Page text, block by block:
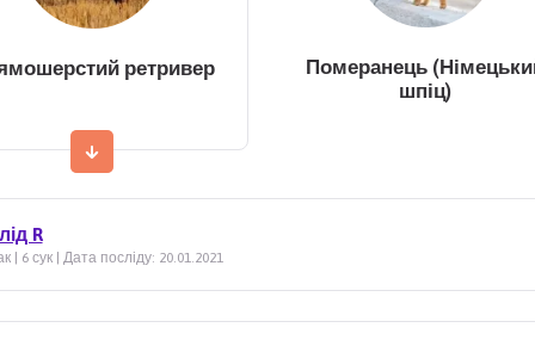
ретривер
Померанець
шпіц)
R
| 6 сук | Дата посліду: 20.01.2021